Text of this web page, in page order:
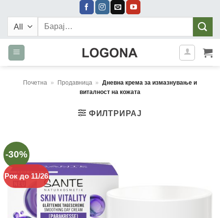
content
Барај:
Почетна » Продавница » Дневна крема за измазнување и
виталност на кожата
ФИЛТРИРАЈ
-30%
Рок до 11/26